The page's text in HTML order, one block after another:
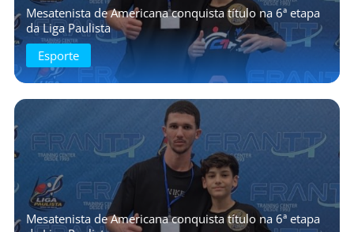
Mesatenista de Americana conquista título na 6ª etapa
da Liga Paulista
Esporte
Mesatenista de Americana conquista título na 6ª etapa